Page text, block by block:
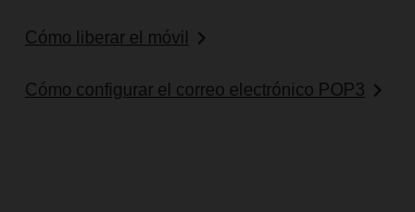
Cómo liberar el móvil
Cómo configurar el correo electrónico POP3